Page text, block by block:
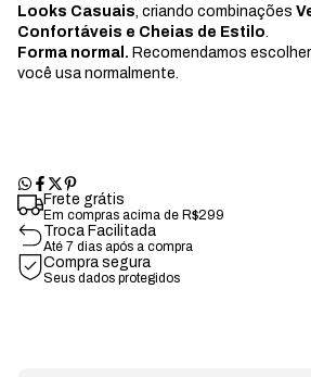
Looks Casuais, criando combinações
Confortáveis e Cheias de Estilo.
Forma normal. Recomendamos
você usa normalmente.
Frete grátis
Em compras acima de R$299
Troca Facilitada
Até 7 dias após a compra
Compra segura
Seus dados protegidos